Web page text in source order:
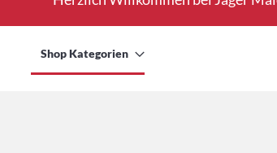
Shop Kategorien